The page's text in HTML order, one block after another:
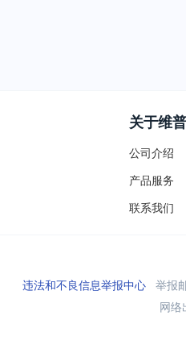
关于维普
公司介绍
产品服务
联系我们
违法和不良信息举报中心举报
网